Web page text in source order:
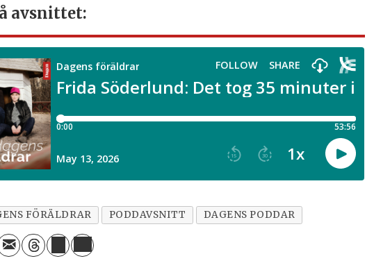
avsnittet:
FÖRÄLDRAR PODDAVSNITT DAGENS PODDAR